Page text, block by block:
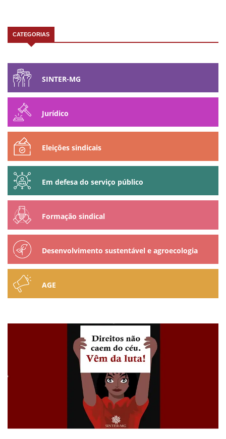
CATEGORIAS
SINTER-MG
Jurídico
Eleições sindicais
Em defesa do serviço público
Formação sindical
Desenvolvimento sustentável e agroecologia
AGE